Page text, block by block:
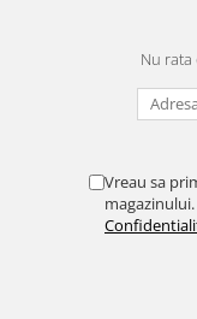
Servetele Umede
Betisoare
Detergent Bebelusi
Nu
Vreau sa